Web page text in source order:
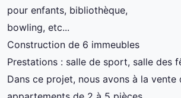
pour enfants, bibliothèque,
bowling, etc...
Construction de 6 immeubles
Prestations : salle de sport, salle des
Dans ce projet, nous avons à la vente